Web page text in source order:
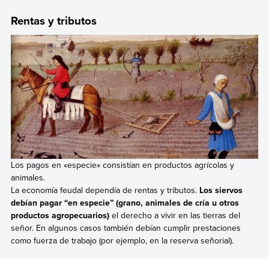
Rentas y tributos
Los pagos en «especie» consistían en productos agrícolas y
animales.
La economía feudal dependía de rentas y tributos. Los siervos
debían pagar “en especie” (grano, animales de cría u otros
productos agropecuarios)el derecho a vivir en las tierras del
señor. En algunos casos también debían cumplir prestaciones
como fuerza de trabajo (por ejemplo, en la reserva señorial).